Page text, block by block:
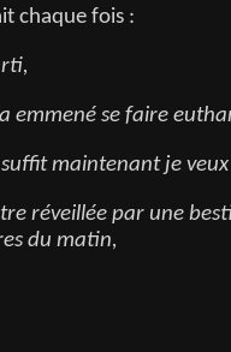
chaque fois :
emmené se faire
maintenant je
réveillée par une
du matin,